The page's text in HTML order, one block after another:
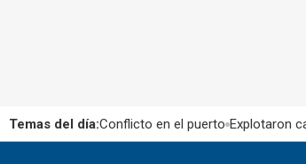
Temas del día:Conflicto en el puerto Explotaron